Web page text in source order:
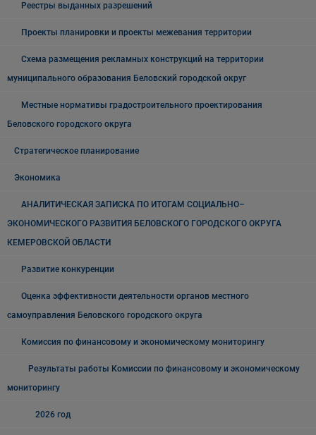
Реестры выданных разрешений
Проекты планировки и проекты межевания территории
Схема размещения рекламных конструкций на территории
муниципального образования Беловский городской округ
Местные нормативы градостроительного проектирования
Беловского городского округа
Стратегическое планирование
Экономика
АНАЛИТИЧЕСКАЯ ЗАПИСКА ПО ИТОГАМ СОЦИАЛЬНО–
ЭКОНОМИЧЕСКОГО РАЗВИТИЯ БЕЛОВСКОГО ГОРОДСКОГО ОКРУГА
КЕМЕРОВСКОЙ ОБЛАСТИ
Развитие конкуренции
Оценка эффективности деятельности органов местного
самоуправления Беловского городского округа
Комиссия по финансовому и экономическому мониторингу
Результаты работы Комиссии по финансовому и экономическому
мониторингу
2026 год